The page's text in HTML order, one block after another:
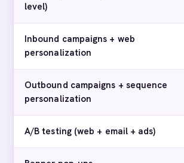
level)
Inbound campaigns + web
personalization
Outbound campaigns + sequence
personalization
A/B testing (web + email + ads)